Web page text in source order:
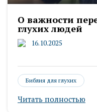
О важности
глухих людей
16.10.2025
Библия для глухих
Читать полностью